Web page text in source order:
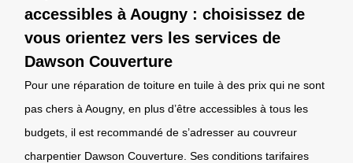
accessibles à Aougny : choisissez de
vous orientez vers les services de
Dawson Couverture
Pour une réparation de toiture en tuile à des prix qui ne sont
pas chers à Aougny, en plus d’être accessibles à tous les
budgets, il est recommandé de s’adresser au couvreur
charpentier Dawson Couverture. Ses conditions tarifaires